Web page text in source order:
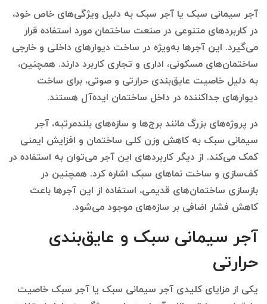
آجر سیمانی سبک یا آجر سبک به دلیل ویژگی‌های خاص خود،
در کاربردهای متنوعی در صنعت ساختمان مورد استفاده قرار
می‌گیرد. این آجرها به‌ویژه در ساخت دیوارهای داخلی و خارجی
ساختمان‌های مسکونی، اداری و تجاری کاربرد دارند. همچنین،
به دلیل خاصیت عایق‌بندی حرارتی و صوتی، برای ساخت
دیوارهای جداکننده در داخل ساختمان ایده‌آل هستند.
در پروژه‌های بزرگ مانند برج‌ها و سازه‌های بلندمرتبه، آجر
سیمانی سبک به کاهش وزن کلی ساختمان و افزایش ایمنی
کمک می‌کند. از دیگر کاربردهای این آجر می‌توان به استفاده در
کف‌سازی و ساخت نماهای سبک اشاره کرد. همچنین در
بازسازی ساختمان‌های قدیمی، استفاده از این آجرها باعث
کاهش فشار اضافی بر سازه‌های موجود می‌شود.
آجر سیمانی سبک و عایق‌بندی
حرارتی
یکی از مزایای کلیدی آجر سیمانی سبک یا آجر سبک خاصیت